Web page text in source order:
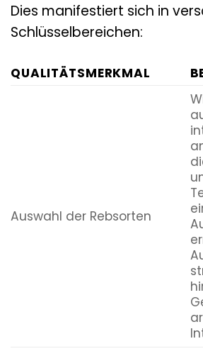
Dies manifestiert sich in
Schlüsselbereichen:
QUALITÄTSMERKMAL
Auswahl der Rebsorten